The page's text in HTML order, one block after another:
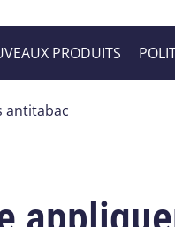
PRODUITS
antitabac